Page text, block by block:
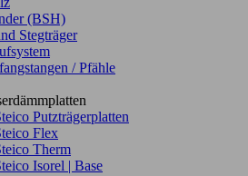
(BSH)
Stegträger
/ Pfähle
Putzträgerplatten
Flex
Therm
Isorel | Base